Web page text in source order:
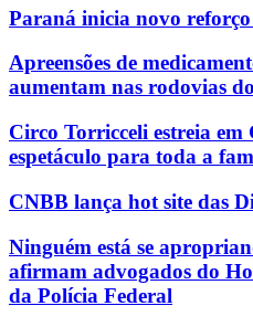
Paraná inicia novo
Apreensões de
aumentam nas rodovias
Circo Torricceli estreia
espetáculo para toda a
CNBB lança hot site das
Ninguém está se
afirmam advogados do
da Polícia Federal